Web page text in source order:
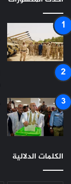
الكلمات الدلالية